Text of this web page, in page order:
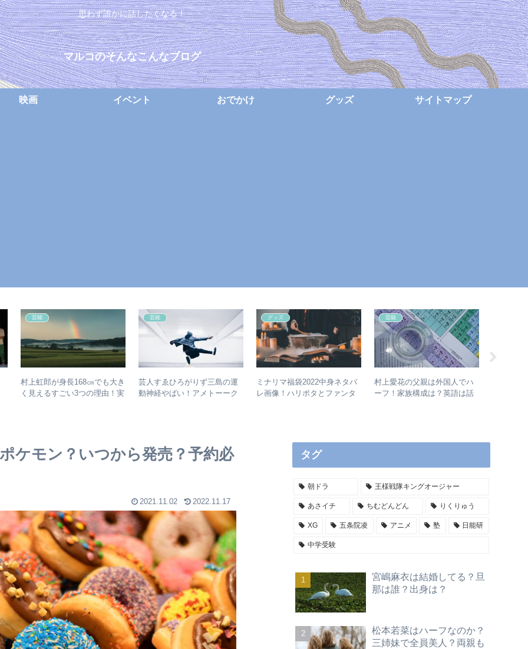
思わず誰かに話したくなる！
マルコのそんなこんなブログ
映画 イベント おでかけ グッズ サイトマップ
芸能
村上虹郎が身長168㎝でも大き
く見えるすごい3つの理由！実
芸能
芸人すゑひろがりず三島の運
動神経やばい！アメトーーク
グッズ
ミナリマ福袋2022中身ネタバ
レ画像！ハリポタとファンタ
芸能
村上愛花の父親は外国人でハ
ーフ！家族構成は？英語は話
ケモン？いつから発売？予約必
2021.11.02 2022.11.17
タグ
朝ドラ 王様戦隊キングオージャー
あさイチ ちむどんどん りくりゅう
XG 五条院凌 アニメ 塾 日能研
中学受験
宮嶋麻衣は結婚してる？旦
那は誰？出身は？
松本若菜はハーフなのか？
三姉妹で全員美人？両親も